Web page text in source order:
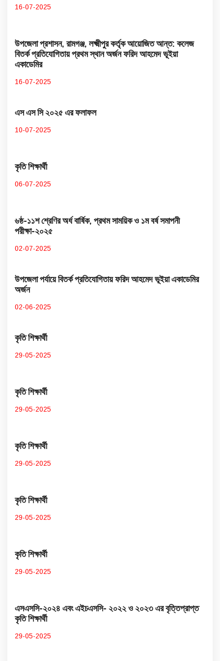
16-07-2025
উপজেলা প্রশাসন, রামগঞ্জ, লক্ষ্মীপুর কর্তৃক আয়োজিত আন্ত: কলেজ
বিতর্ক প্রতিযোগিতায় প্রথম স্থান অর্জন ফরিদ আহমেদ ভূইয়া
একাডেমির
16-07-2025
এস এস সি ২০২৫ এর ফলাফল
10-07-2025
কৃতি শিক্ষার্থী
06-07-2025
৬ষ্ঠ-১১শ শ্রেণির অর্ধ বার্ষিক, প্রথম সাময়িক ও ১ম বর্ষ সমাপনী
পরীক্ষা-২০২৫
02-07-2025
উপজেলা পর্যায়ে বিতর্ক প্রতিযোগিতায় ফরিদ আহমেদ ভূইয়া একাডেমির
অর্জন
02-06-2025
কৃতি শিক্ষার্থী
29-05-2025
কৃতি শিক্ষার্থী
29-05-2025
কৃতি শিক্ষার্থী
29-05-2025
কৃতি শিক্ষার্থী
29-05-2025
কৃতি শিক্ষার্থী
29-05-2025
এসএসসি-২০২৪ এবং এইচএসসি- ২০২২ ও ২০২৩ এর বৃত্তিপ্রাপ্ত
কৃতি শিক্ষার্থী
29-05-2025